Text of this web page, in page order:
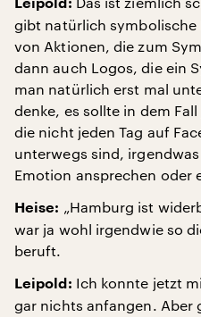
Leipold:
gibt natürlich symbolische
von Aktionen, die zum
dann auch Logos, die ein
man natürlich erst mal
denke, es sollte in dem
die nicht jeden Tag auf
unterwegs sind,
Emotion ansprechen oder
Heise: „Hamburg ist
war ja wohl irgendwie so
beruft.
Leipold: Ich konnte jetzt
gar nichts anfangen.